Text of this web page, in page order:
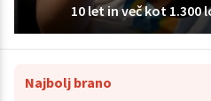
10 let in več kot 1.300
Najbolj brano